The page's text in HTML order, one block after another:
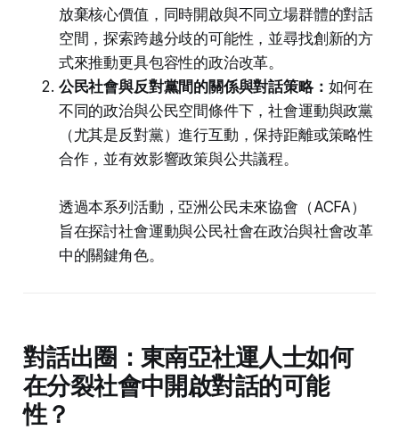
放棄核心價值，同時開啟與不同立場群體的對話
空間，探索跨越分歧的可能性，並尋找創新的方
式來推動更具包容性的政治改革。
公民社會與反對黨間的關係與對話策略： 如何在
不同的政治與公民空間條件下，社會運動與政黨
（尤其是反對黨）進行互動，保持距離或策略性
合作，並有效影響政策與公共議程。
透過本系列活動，亞洲公民未來協會（ACFA）
旨在探討社會運動與公民社會在政治與社會改革
中的關鍵角色。
對話出圈：東南亞社運人士如何
在分裂社會中開啟對話的可能
性？